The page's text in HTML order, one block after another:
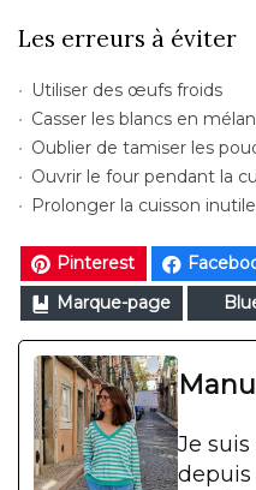
Les erreurs à éviter
Utiliser des œufs froids
Casser les blancs en
Oublier de tamiser les
Ouvrir le four pendant la
Prolonger la cuisson
Pinterest
Marque-page
Je